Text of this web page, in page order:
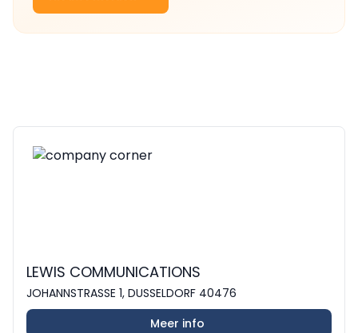
LEWIS COMMUNICATIONS
JOHANNSTRASSE 1, DUSSELDORF 40476
Meer info